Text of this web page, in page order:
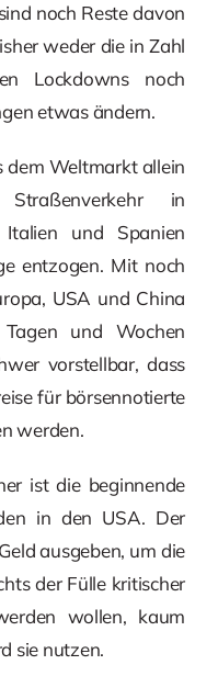
noch Reste davon
weder die in Zahl
Lockdowns noch
etwas ändern.
dem Weltmarkt allein
in
Italien und Spanien
entzogen. Mit noch
USA und China
und Wochen
vorstellbar, dass
für börsennotierte
werden.
ist die beginnende
in den USA. Der
ausgeben, um die
der Fülle kritischer
wollen, kaum
sie nutzen.